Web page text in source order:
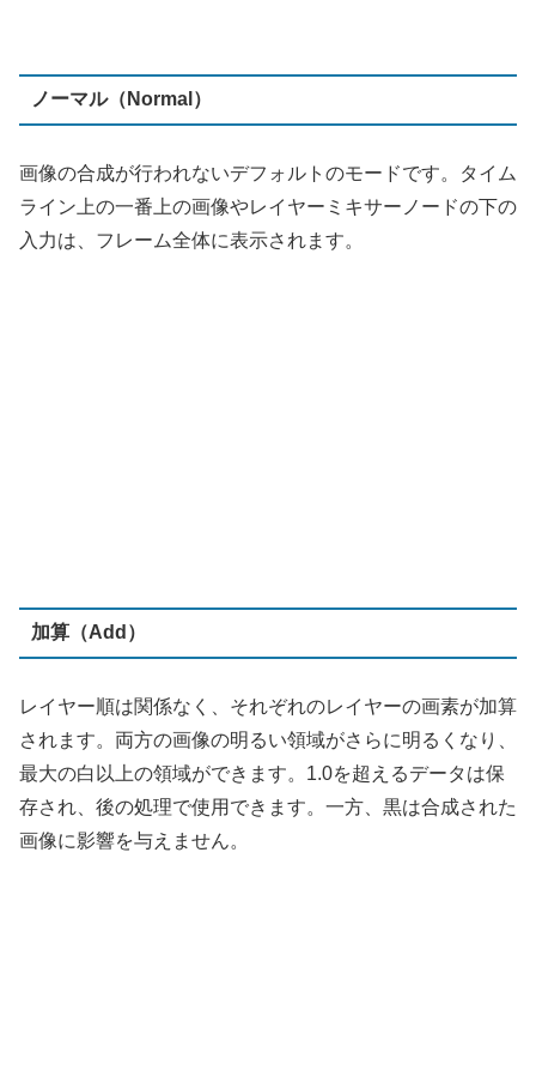
ライン上の一番上の画像やレイヤーミキサーノードの下の
入力は、フレーム全体に表示されます。
されます。両方の画像の明るい領域がさらに明るくなり、
最大の白以上の領域ができます。1.0を超えるデータは保
画像に影響を与えません。